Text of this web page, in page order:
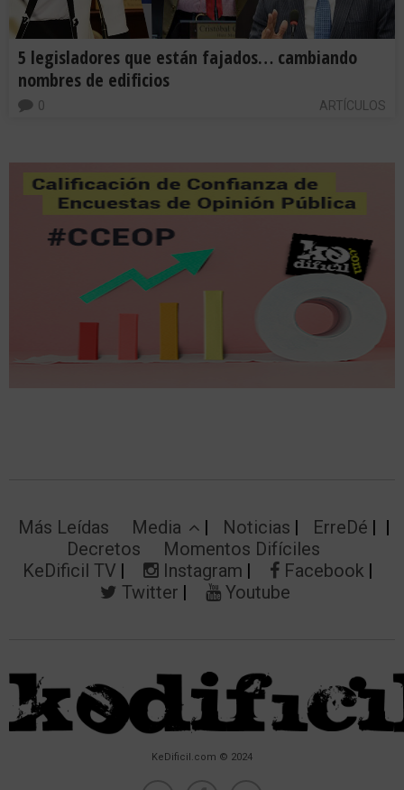
5 legisladores que están fajados… cambiando
nombres de edificios
ARTÍCULOS
0
Más Leídas Media Noticias
ErreDé
Decretos
Momentos Difíciles
KeDificil TV
Instagram
Facebook
Twitter
Youtube
KeDificil.com © 2024